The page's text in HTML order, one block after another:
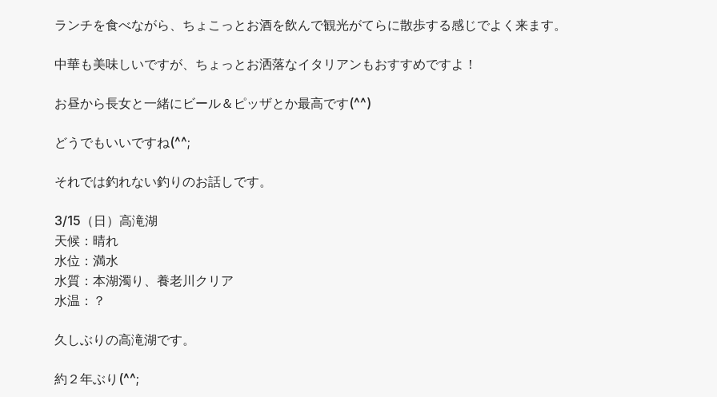
ランチを食べながら、ちょこっとお酒を飲んで観光がてらに散歩する感じでよく来ます。
中華も美味しいですが、ちょっとお洒落なイタリアンもおすすめですよ！
お昼から長女と一緒にビール＆ピッザとか最高です(^^)
どうでもいいですね(^^;
それでは釣れない釣りのお話しです。
3/15（日）高滝湖
天候：晴れ
水位：満水
水質：本湖濁り、養老川クリア
水温：？
久しぶりの高滝湖です。
約２年ぶり(^^;